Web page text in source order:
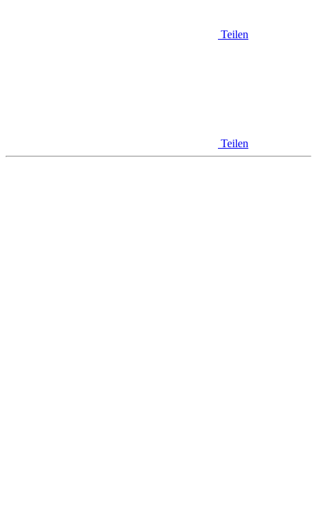
Teilen
Teilen